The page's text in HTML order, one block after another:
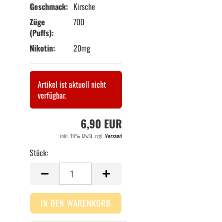
Geschmack: Kirsche
Züge
(Puffs):
700
Nikotin: 20mg
Artikel ist aktuell nicht
verfügbar.
6,90 EUR
inkl. 19% MwSt. zzgl.Versand
Stück:
Stück